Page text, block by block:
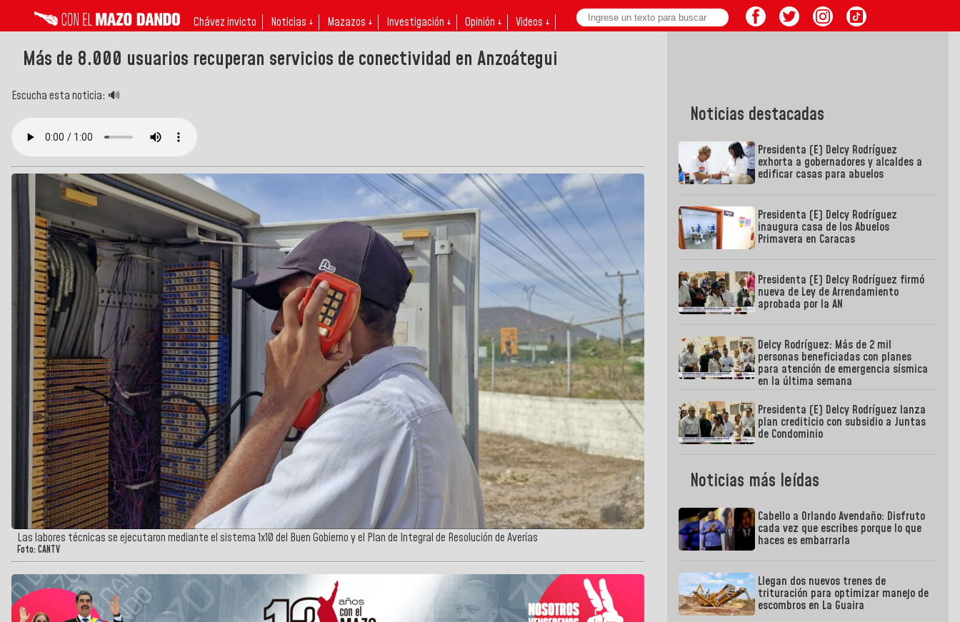
Chávez invicto Noticias ↓ Mazazos ↓ Investigación ↓ Opinión ↓ Videos ↓
Más de 8.000 usuarios recuperan servicios de conectividad en Anzoátegui
Escucha esta noticia: 🔊
Las labores técnicas se ejecutaron mediante el sistema 1x10 del Buen Gobierno y el Plan de Integral de Resolución de Averías
Foto: CANTV
Noticias destacadas
Presidenta (E) Delcy Rodríguez
exhorta a gobernadores y alcaldes a
edificar casas para abuelos
Presidenta (E) Delcy Rodríguez
inaugura casa de los Abuelos
Primavera en Caracas
Presidenta (E) Delcy Rodríguez firmó
nueva de Ley de Arrendamiento
aprobada por la AN
Delcy Rodríguez: Más de 2 mil
personas beneficiadas con planes
para atención de emergencia sísmica
en la última semana
Presidenta (E) Delcy Rodríguez lanza
plan crediticio con subsidio a Juntas
de Condominio
Noticias más leídas
Cabello a Orlando Avendaño: Disfruto
cada vez que escribes porque lo que
haces es embarrarla
Llegan dos nuevos trenes de
trituración para optimizar manejo de
escombros en La Guaira